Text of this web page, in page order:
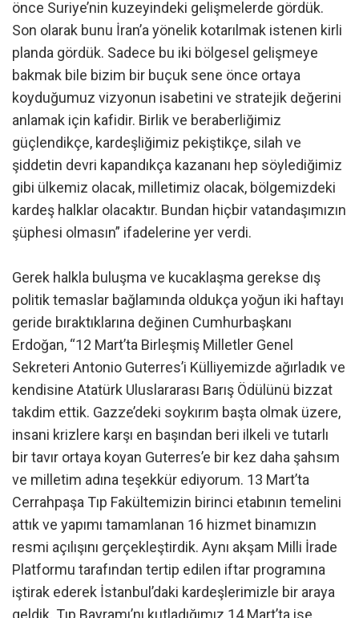
önce Suriye’nin kuzeyindeki gelişmelerde gördük.
Son olarak bunu İran’a yönelik kotarılmak istenen kirli
planda gördük. Sadece bu iki bölgesel gelişmeye
bakmak bile bizim bir buçuk sene önce ortaya
koyduğumuz vizyonun isabetini ve stratejik değerini
anlamak için kafidir. Birlik ve beraberliğimiz
güçlendikçe, kardeşliğimiz pekiştikçe, silah ve
şiddetin devri kapandıkça kazananı hep söylediğimiz
gibi ülkemiz olacak, milletimiz olacak, bölgemizdeki
kardeş halklar olacaktır. Bundan hiçbir vatandaşımızın
şüphesi olmasın” ifadelerine yer verdi.
Gerek halkla buluşma ve kucaklaşma gerekse dış
politik temaslar bağlamında oldukça yoğun iki haftayı
geride bıraktıklarına değinen Cumhurbaşkanı
Erdoğan, “12 Mart’ta Birleşmiş Milletler Genel
Sekreteri Antonio Guterres’i Külliyemizde ağırladık ve
kendisine Atatürk Uluslararası Barış Ödülünü bizzat
takdim ettik. Gazze’deki soykırım başta olmak üzere,
insani krizlere karşı en başından beri ilkeli ve tutarlı
bir tavır ortaya koyan Guterres’e bir kez daha şahsım
ve milletim adına teşekkür ediyorum. 13 Mart’ta
Cerrahpaşa Tıp Fakültemizin birinci etabının temelini
attık ve yapımı tamamlanan 16 hizmet binamızın
resmi açılışını gerçekleştirdik. Aynı akşam Milli İrade
Platformu tarafından tertip edilen iftar programına
iştirak ederek İstanbul’daki kardeşlerimizle bir araya
geldik. Tıp Bayramı’nı kutladığımız 14 Mart’ta ise